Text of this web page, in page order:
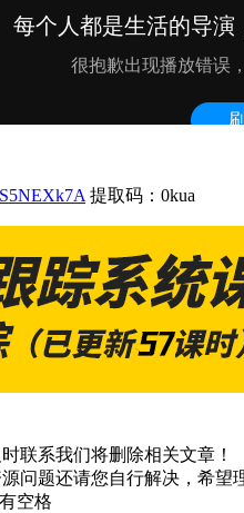
提取码：0kua
联系我们将删除相关文章！
问题还请您自行解决，希望
空格